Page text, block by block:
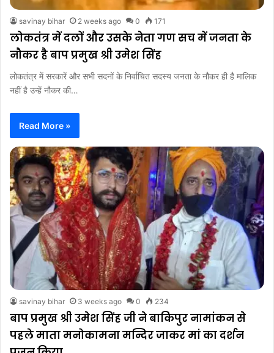
savinay bihar 2 weeks ago 0 171
लोकतंत्र में दलों और उसके नेता गण सच में जनता के
नौकर है बाप प्रमुख श्री उमेश सिंह
लोकतंत्र में सरकारें और सभी सदनों के निर्वाचित सदस्य जनता के नौकर ही है मालिक
नहीं है उन्हें नौकर की…
Read More »
savinay bihar 3 weeks ago 0 234
बाप प्रमुख श्री उमेश सिंह जी ने बाकिपुर नामांकन से
पहले माता मनोकामना मन्दिर जाकर मां का दर्शन